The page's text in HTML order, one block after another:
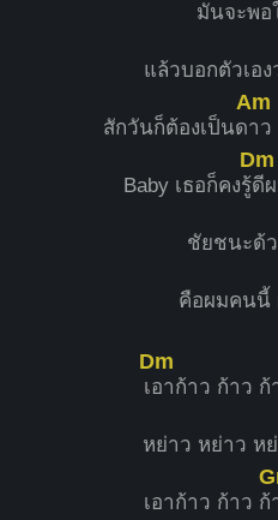
มันจะพอ
แล้วบอกตัวเอ
สักวันก็ต้องเป็นด
Am
าว
Baby เธอก็คงรู้
Dm
ดี
ชัยชนะด้
คือผมคนนี้
​เ
Dm
อาก้าว ก้าว
หย่าว หย่าว ห
เอาก้าว ก้าว ก้